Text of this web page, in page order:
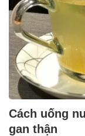
Cách uống
gan thận